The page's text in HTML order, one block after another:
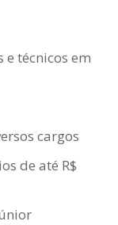
técnicos em
cargos
de até R$